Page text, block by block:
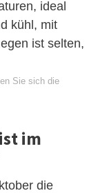
ideal
kühl, mit
ist selten,
Sie sich die
im
die